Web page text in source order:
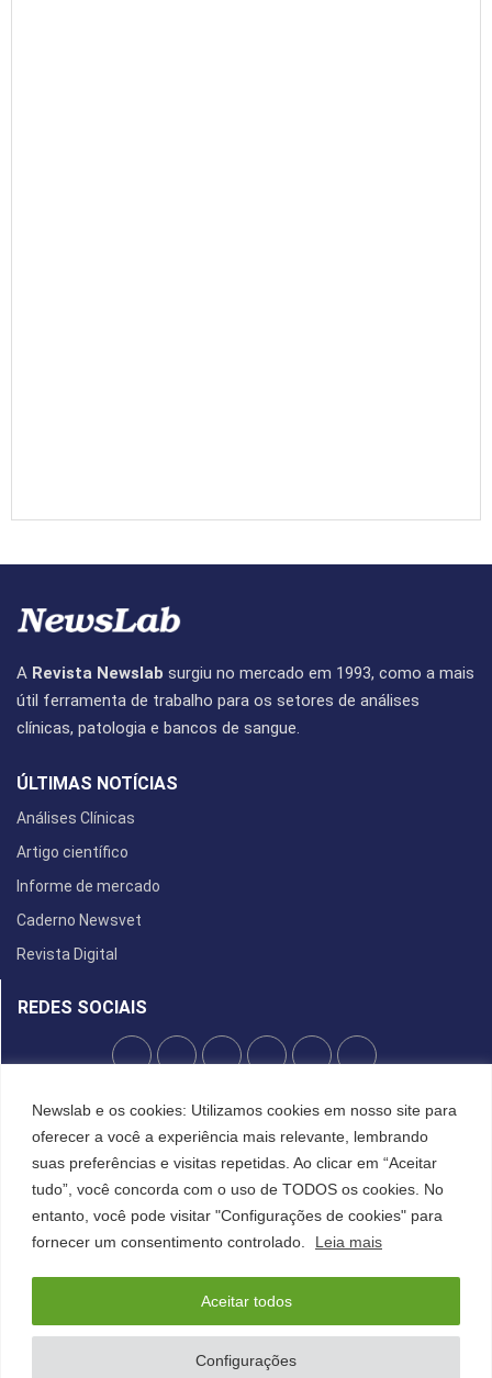
Newslab e os cookies: Utilizamos cookies em nosso site para
oferecer a você a experiência mais relevante, lembrando
suas preferências e visitas repetidas. Ao clicar em “Aceitar
tudo”, você concorda com o uso de TODOS os cookies. No
entanto, você pode visitar "Configurações de cookies" para
fornecer um consentimento controlado.
Leia mais
Configurações
Aceitar todos
A Revista Newslab surgiu no mercado em 1993, como a mais
útil ferramenta de trabalho para os setores de análises
clínicas, patologia e bancos de sangue.
ÚLTIMAS NOTÍCIAS
Análises Clínicas
Artigo científico
Informe de mercado
Caderno Newsvet
Revista Digital
REDES SOCIAIS
POLÍTICA DE PRIVACIDADE
Cookies
©2022 All Right Reserved. Designed and Developed by FCDesign